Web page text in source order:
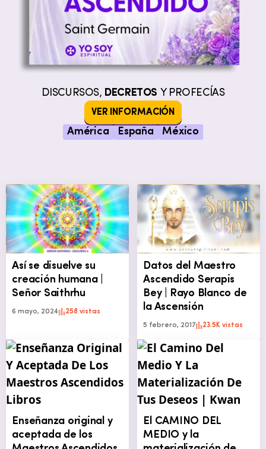
DISCURSOS, DECRETOS Y PROFECÍAS
VER INFORMACIÓN
América España México
Así se disuelve su
creación humana |
Señor Saithrhu
6 mayo, 2024 258 vistas
Datos del Maestro
Ascendido Serapis
Bey | Rayo Blanco de
la Ascensión
5 febrero, 2017 23.5K vistas
Enseñanza original y
aceptada de los
El CAMINO DEL
MEDIO y la